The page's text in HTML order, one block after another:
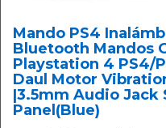
Mando PS4
Bluetooth Mandos
Playstation 4 PS4/
Daul Motor
|3.5mm Audio Jack
Panel(Blue)